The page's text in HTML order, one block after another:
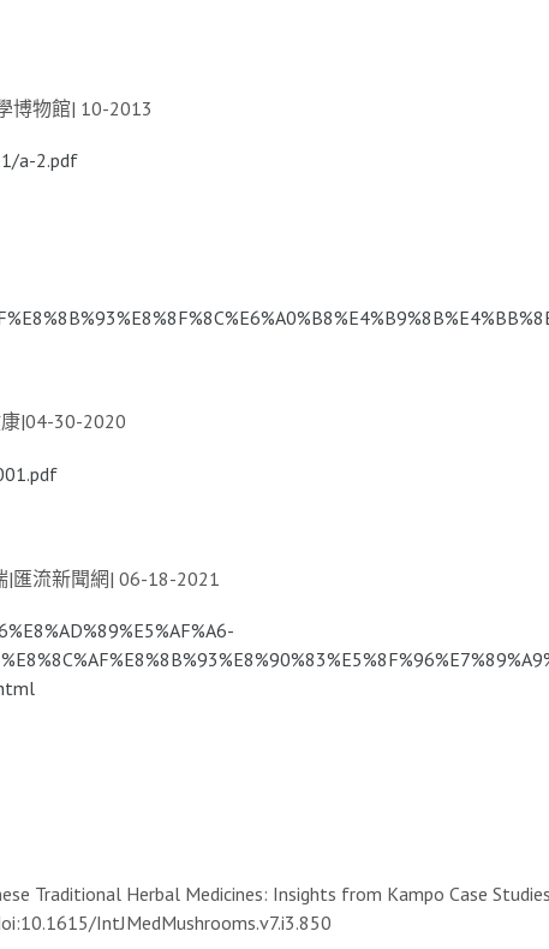
博物館| 10-2013
a-2.pdf
|04-30-2020
|匯流新聞網| 06-18-2021
Traditional Herbal Medicines: Insights from Kampo Case
IntJMedMushrooms.v7.i3.850